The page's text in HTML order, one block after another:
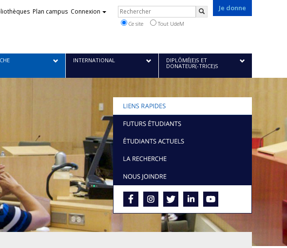
Je donne
Plan campus Connexion Rechercher
Ce site Tout UdeM
INTERNATIONAL
DIPLÔMÉ(E)S ET
DONATEUR(-TRICE)S